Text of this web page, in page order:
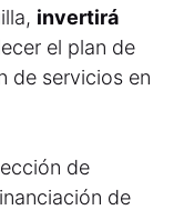
invertirá
el plan de
de servicios en
de
de